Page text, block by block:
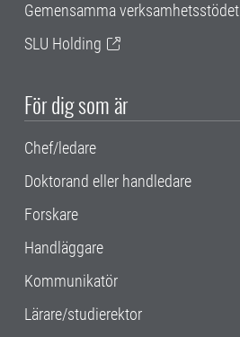
Gemensamma verksamhetsstödet
SLU Holding
För dig som är
Chef/ledare
Doktorand eller handledare
Forskare
Handläggare
Kommunikatör
Lärare/studierektor